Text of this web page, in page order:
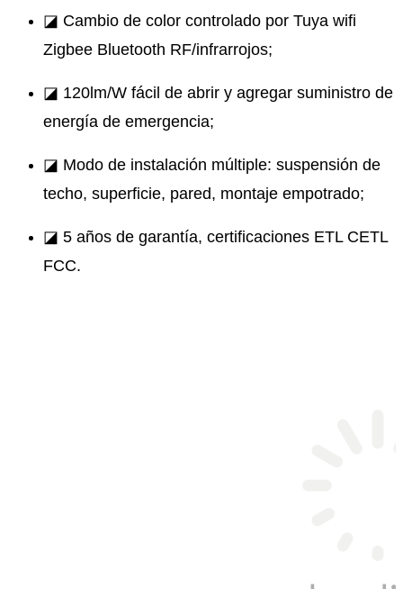
◪ Cambio de color controlado por Tuya wifi
Zigbee Bluetooth RF/infrarrojos;
◪ 120lm/W fácil de abrir y agregar suministro de
energía de emergencia;
◪ Modo de instalación múltiple: suspensión de
techo, superficie, pared, montaje empotrado;
◪ 5 años de garantía, certificaciones ETL CETL
FCC.